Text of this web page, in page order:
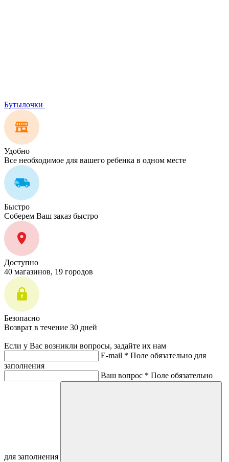
Бутылочки
Удобно
Все необходимое для вашего ребенка в одном месте
Быстро
Соберем Ваш заказ быстро
Доступно
40 магазинов, 19 городов
Безопасно
Возврат в течение 30 дней
Если у Вас возникли вопросы, задайте их нам
E-mail * Поле обязательно для
заполнения
Ваш вопрос * Поле обязательно
для заполнения